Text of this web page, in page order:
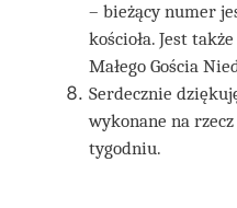
– bieżący numer
kościoła. Jest
Małego Gościa
Serdecznie
wykonane na
tygodniu.